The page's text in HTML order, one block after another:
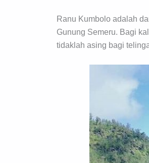
Ranu Kumbolo adalah
Gunung Semeru. Bagi
tidaklah asing bagi